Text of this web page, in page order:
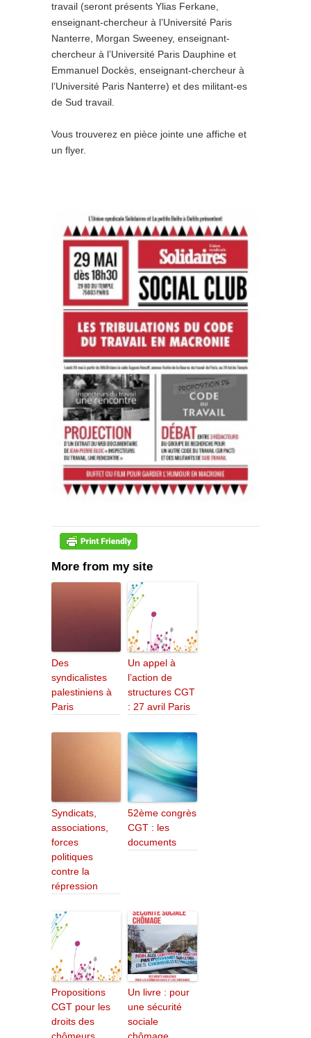
travail (seront présents Ylias Ferkane,
enseignant-chercheur à l’Université Paris
Nanterre, Morgan Sweeney, enseignant-
chercheur à l’Université Paris Dauphine et
Emmanuel Dockès, enseignant-chercheur à
l’Université Paris Nanterre) et des militant-es
de Sud travail.
Vous trouverez en pièce jointe une affiche et
un flyer.
More from my site
Des
syndicalistes
palestiniens à
Paris
Un appel à
l’action de
structures CGT
: 27 avril Paris
Syndicats,
associations,
forces
politiques
contre la
répression
52ème congrès
CGT : les
documents
Propositions
CGT pour les
droits des
Un livre : pour
une sécurité
sociale